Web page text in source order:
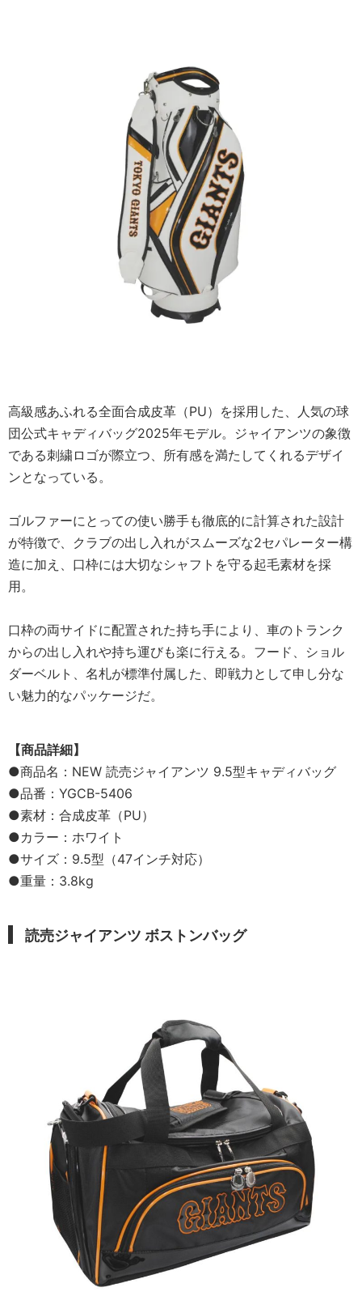
高級感あふれる全面合成皮革（PU）を採用した、人気の球
団公式キャディバッグ2025年モデル。ジャイアンツの象徴
である刺繍ロゴが際立つ、所有感を満たしてくれるデザイ
ンとなっている。
ゴルファーにとっての使い勝手も徹底的に計算された設計
が特徴で、クラブの出し入れがスムーズな2セパレーター構
造に加え、口枠には大切なシャフトを守る起毛素材を採
用。
口枠の両サイドに配置された持ち手により、車のトランク
からの出し入れや持ち運びも楽に行える。フード、ショル
ダーベルト、名札が標準付属した、即戦力として申し分な
い魅力的なパッケージだ。
【商品詳細】
●商品名：NEW 読売ジャイアンツ 9.5型キャディバッグ
●品番：YGCB-5406
●素材：合成皮革（PU）
●カラー：ホワイト
●サイズ：9.5型（47インチ対応）
●重量：3.8kg
読売ジャイアンツ ボストンバッグ